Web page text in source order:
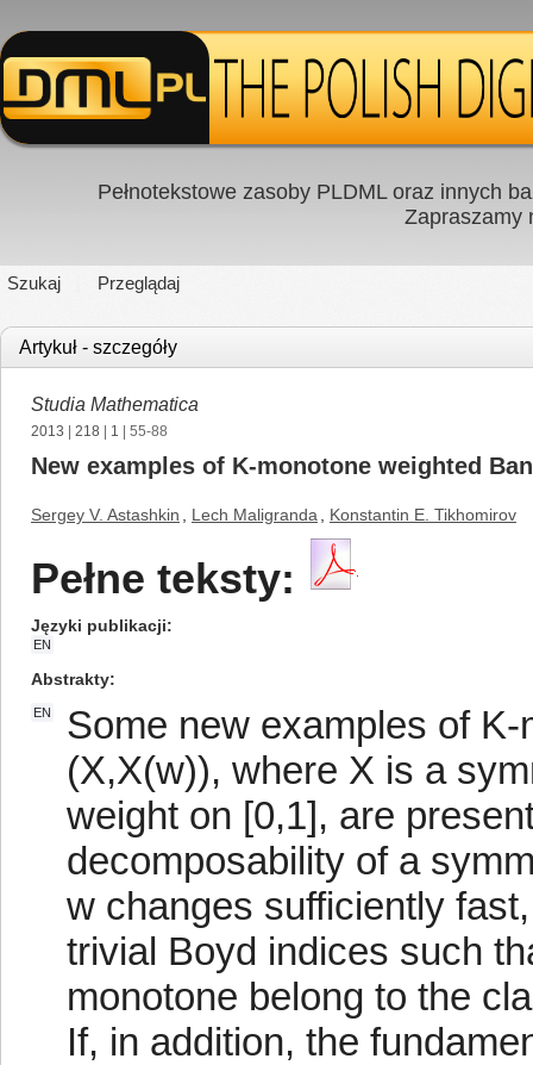
Pełnotekstowe zasoby PLDML oraz innych
Zapraszamy
Szukaj Przeglądaj
Artykuł - szczegóły
Studia Mathematica
2013 218 1 | 55-88
New examples of K-monotone weighted
Sergey V. Astashkin Lech Maligranda Konstantin E. Tikhomirov
Pełne teksty:
Języki publikacji
EN
Abstrakty
EN
Some new examples of
(X,X(w)), where X is a
weight on [0,1], are
decomposability of a
w changes sufficiently
trivial Boyd indices such
monotone belong to the
If, in addition, the